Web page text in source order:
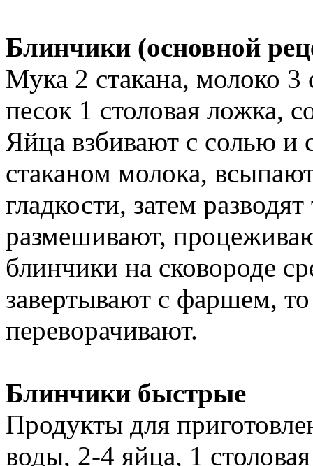
Блинчики (основной
Мука 2 стакана, молоко 3
песок 1 столовая ложка,
Яйца взбивают с солью и
стаканом молока,
гладкости, затем
размешивают,
блинчики на сковороде
завертывают с фаршем,
переворачивают.
Блинчики быстрые
Продукты для
воды, 2-4 яйца, 1